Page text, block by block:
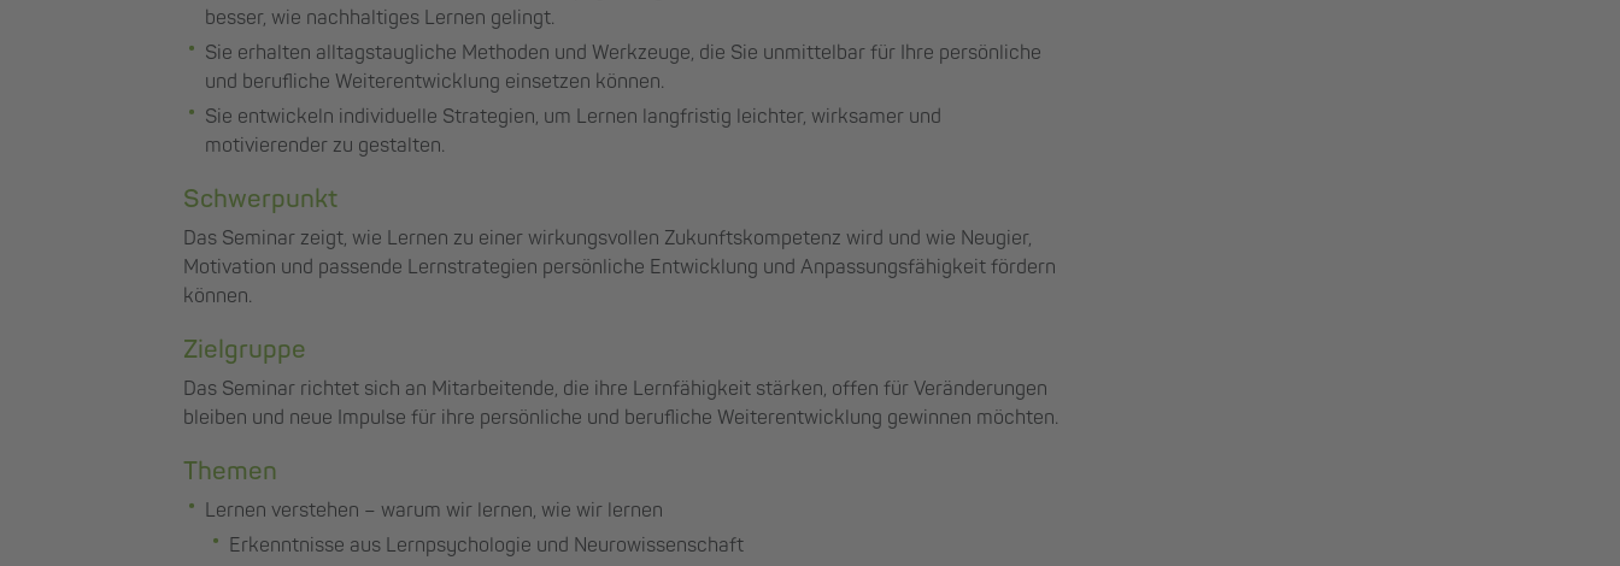
besser, wie nachhaltiges Lernen gelingt.
Sie erhalten alltagstaugliche Methoden und Werkzeuge, die Sie unmittelbar für Ihre persönliche
und berufliche Weiterentwicklung einsetzen können.
Sie entwickeln individuelle Strategien, um Lernen langfristig leichter, wirksamer und
motivierender zu gestalten.
Schwerpunkt
Das Seminar zeigt, wie Lernen zu einer wirkungsvollen Zukunftskompetenz wird und wie Neugier,
Motivation und passende Lernstrategien persönliche Entwicklung und Anpassungsfähigkeit fördern
können.
Zielgruppe
Das Seminar richtet sich an Mitarbeitende, die ihre Lernfähigkeit stärken, offen für Veränderungen
bleiben und neue Impulse für ihre persönliche und berufliche Weiterentwicklung gewinnen möchten.
Themen
Lernen verstehen – warum wir lernen, wie wir lernen
Erkenntnisse aus Lernpsychologie und Neurowissenschaft